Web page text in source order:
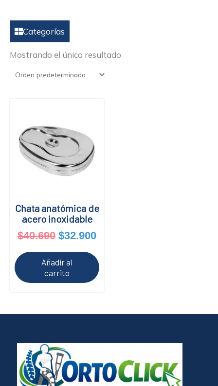
Categorías
Mostrando el único resultado
Chata anatómica de
acero inoxidable
$40.690
original
era:
$40.690.
$32.900
Añadir al
carrito